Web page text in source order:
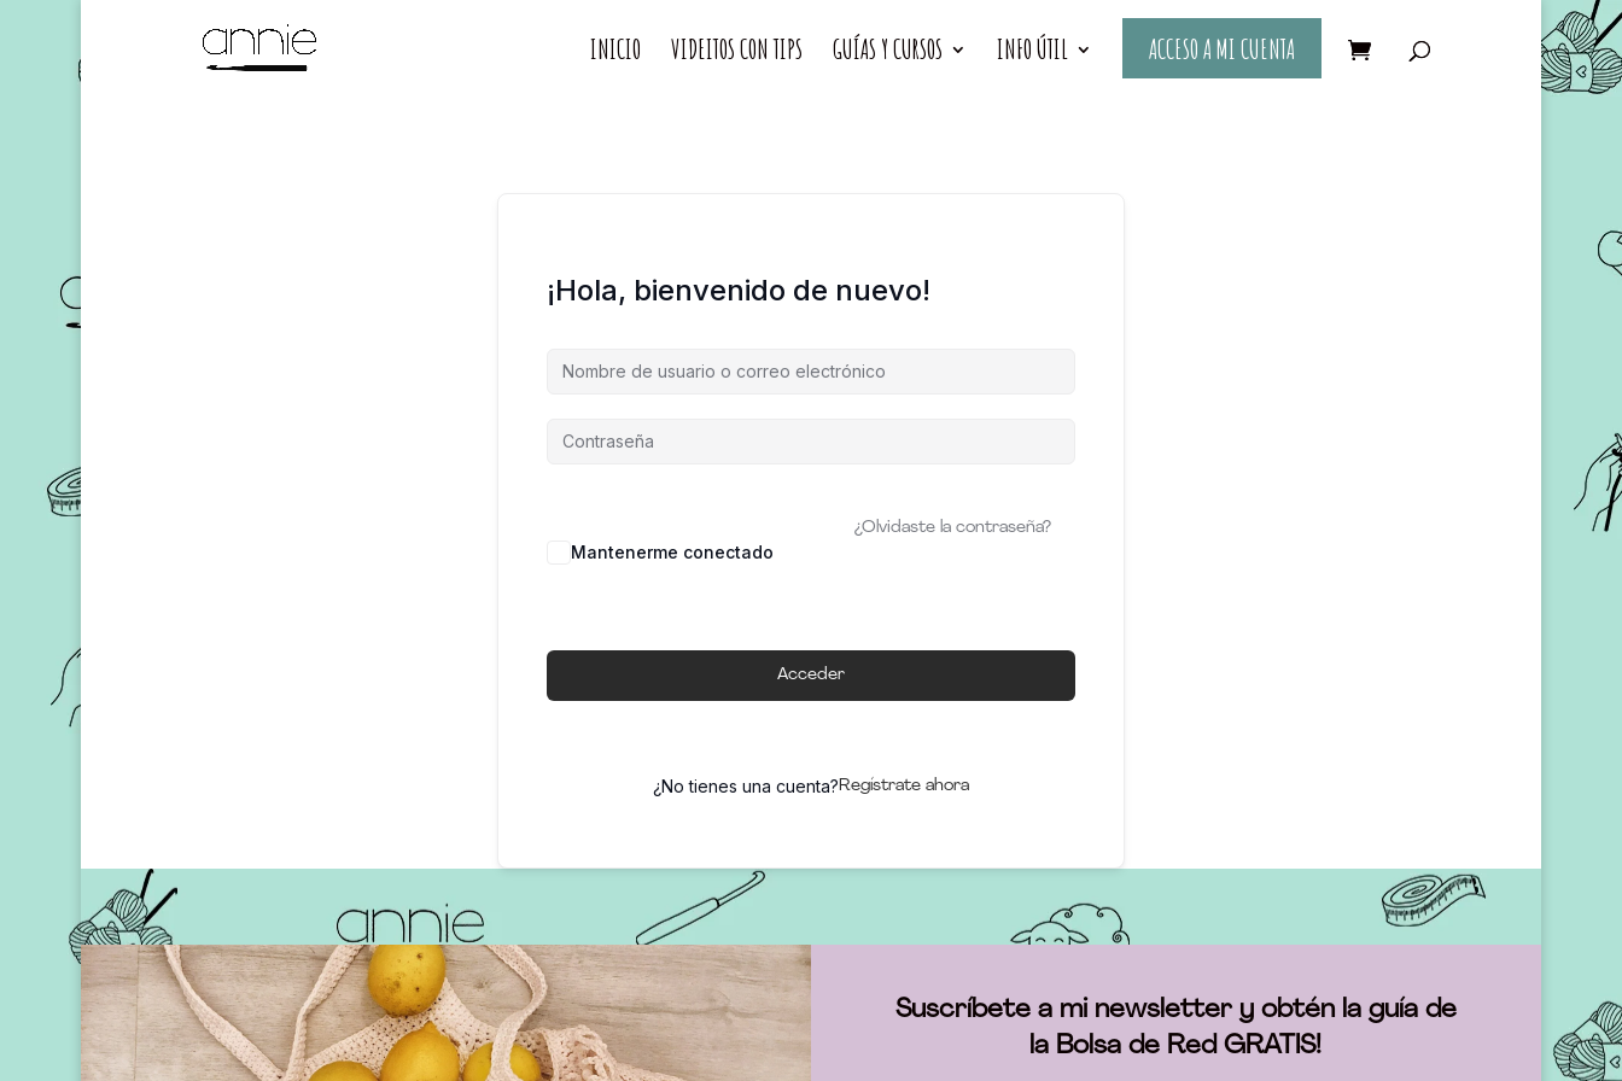
INICIO VIDEITOS CON TIPS GUÍAS Y CURSOS INFO ÚTIL ACCESO A MI CUENTA
¡Hola, bienvenido de nuevo!
Mantenerme conectado
¿Olvidaste la contraseña?
Acceder
¿No tienes una cuenta?Regístrate ahora
Suscríbete a mi newsletter y obtén la guía de
la Bolsa de Red GRATIS!